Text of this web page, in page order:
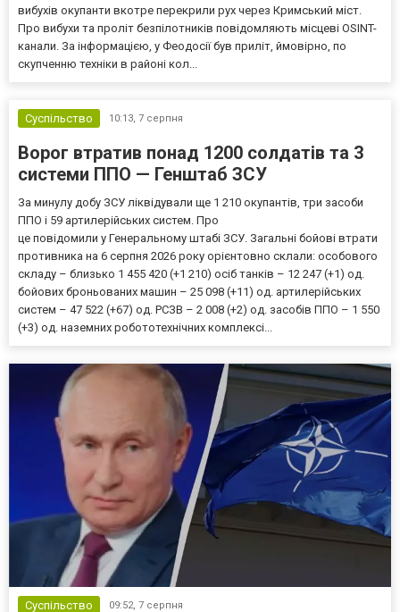
вибухів окупанти вкотре перекрили рух через Кримський міст.
Про вибухи та проліт безпілотників повідомляють місцеві OSINT-
канали. За інформацією, у Феодосії був приліт, ймовірно, по
скупченню техніки в районі кол...
Суспільство 10:13, 7 серпня
Ворог втратив понад 1200 солдатів та 3
системи ППО — Генштаб ЗСУ
За минулу добу ЗСУ ліквідували ще 1 210 окупантів, три засоби
ППО і 59 артилерійських систем. Про
це повідомили у Генеральному штабі ЗСУ. Загальні бойові втрати
противника на 6 серпня 2026 року орієнтовно склали: особового
складу – близько 1 455 420 (+1 210) осіб танків – 12 247 (+1) од.
бойових броньованих машин – 25 098 (+11) од. артилерійських
систем – 47 522 (+67) од. РСЗВ – 2 008 (+2) од. засобів ППО – 1 550
(+3) од. наземних робототехнічних комплексі...
Суспільство 09:52, 7 серпня